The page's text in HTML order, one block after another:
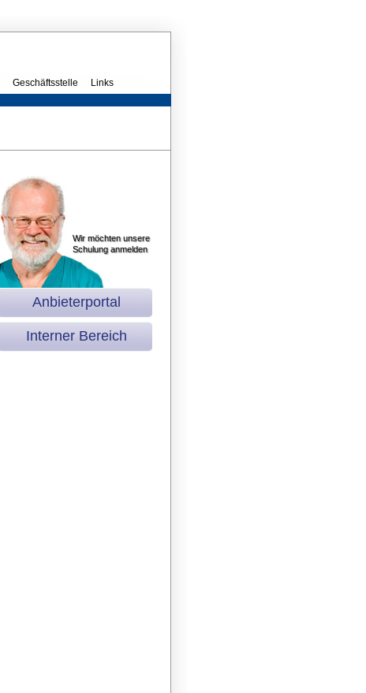
Geschäftsstelle Links
Wir möchten unsere
Schulung anmelden
Anbieterportal
Interner Bereich